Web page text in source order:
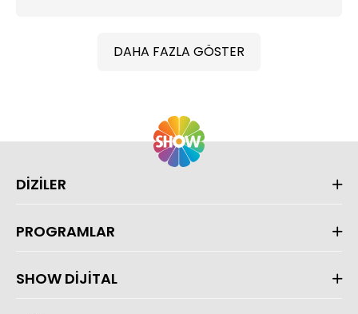
DAHA FAZLA GÖSTER
DİZİLER
PROGRAMLAR
SHOW DİJİTAL